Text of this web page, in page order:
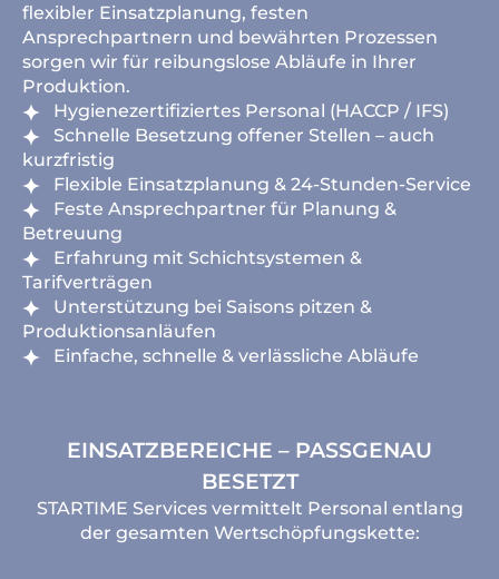
flexibler Einsatzplanung, festen
Ansprechpartnern und bewährten Prozessen
sorgen wir für reibungslose Abläufe in Ihrer
Produktion.
Hygienezertifiziertes Personal (HACCP / IFS)
Schnelle Besetzung offener Stellen – auch
kurzfristig
Flexible Einsatzplanung & 24-Stunden-Service
Feste Ansprechpartner für Planung &
Betreuung
Erfahrung mit Schichtsystemen &
Tarifverträgen
Unterstützung bei Saisons pitzen &
Produktionsanläufen
Einfache, schnelle & verlässliche Abläufe
EINSATZBEREICHE – PASSGENAU
BESETZT
STARTIME Services vermittelt Personal entlang
der gesamten Wertschöpfungskette: